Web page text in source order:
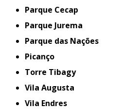
Parque Cecap
Parque Jurema
Parque das Nações
Picanço
Torre Tibagy
Vila Augusta
Vila Endres